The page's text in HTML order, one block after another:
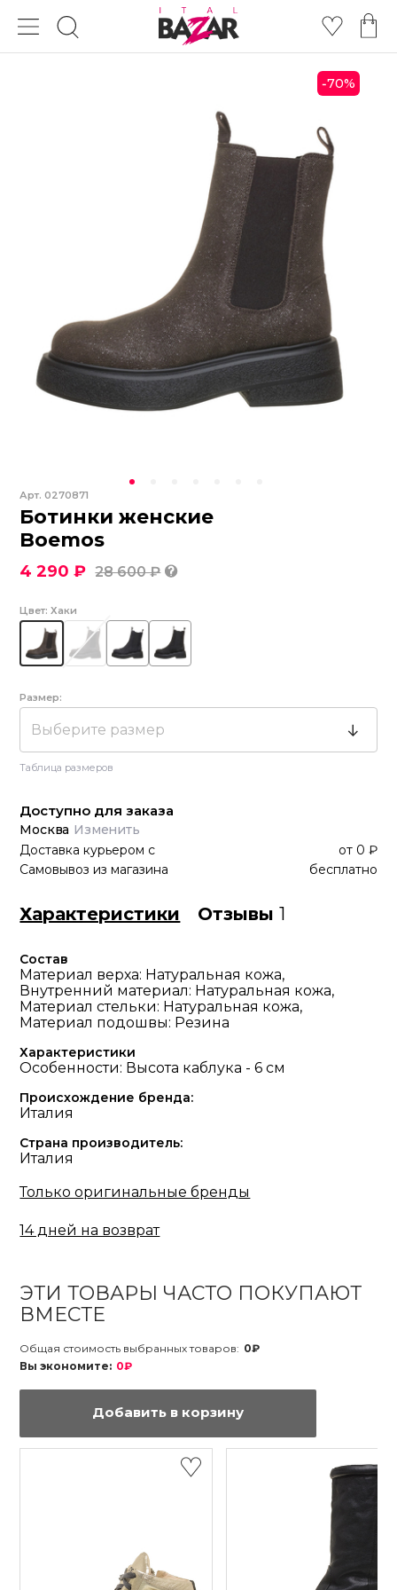
-70%
Арт.0270871
Ботинки женские
Boemos
4 290 ₽ 28 600 ₽
Цвет: Хаки
Размер:
Выберите размер
Таблица размеров
Доступно для заказа
Москва Изменить
Доставка курьером с от 0 ₽
Самовывоз из магазина
бесплатно
Характеристики Отзывы1
Состав
Материал верха: Натуральная кожа,
Внутренний материал: Натуральная кожа,
Материал стельки: Натуральная кожа,
Материал подошвы: Резина
Характеристики
Особенности: Высота каблука - 6 см
Происхождение бренда:
Италия
Страна производитель:
Италия
Только оригинальные бренды
14 дней на возврат
ЭТИ ТОВАРЫ ЧАСТО ПОКУПАЮТ
ВМЕСТЕ
Общая стоимость выбранных товаров: 0₽
Вы экономите: 0₽
Добавить в корзину